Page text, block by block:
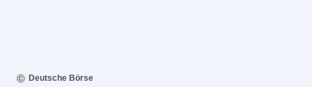
Deutsche Börse